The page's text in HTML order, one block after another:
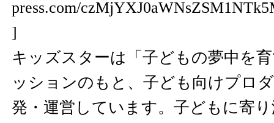
press.com/
]
キッズスターは「子どもの夢中を
ッションのもと、子ども向けプロ
発・運営しています。子どもに寄